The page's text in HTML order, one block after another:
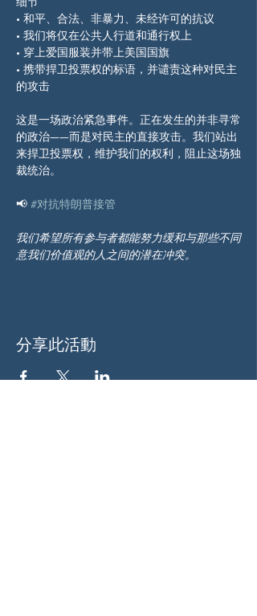
• 和平、合法、非暴力、未经许可的抗议
• 我们将仅在公共人行道和通行权上
• 穿上爱国服装并带上美国国旗
• 携带捍卫投票权的标语，并谴责这种对民主
的攻击
这是一场政治紧急事件。正在发生的并非寻常
的政治——而是对民主的直接攻击。我们站出
来捍卫投票权，维护我们的权利，阻止这场独
裁统治。
📢 #对抗特朗普接管
我们希望所有参与者都能努力缓和与那些不同
意我们价值观的人之间的潜在冲突。
分享此活動